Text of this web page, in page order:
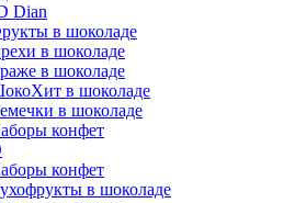
Dian
в шоколаде
в шоколаде
в шоколаде
в шоколаде
в шоколаде
конфет
конфет
в шоколаде